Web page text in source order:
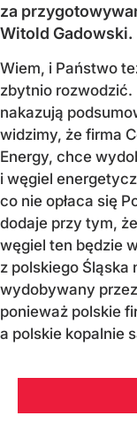
za
Witold Gadowski.
Wiem, i Państwo
zbytnio
nakazują
widzimy, że firma
Energy, chce
i węgiel
co nie opłaca się
dodaje przy tym,
węgiel ten będzie
z polskiego Śląska
wydobywany
ponieważ polskie
a polskie kopalnie